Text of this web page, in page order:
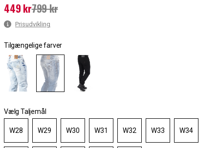
Nuværende pris:
449 kr799 kr
Prisudvikling
Tilgængelige farver
Vælg Taljemål
W28 W29 W30 W31 W32 W33 W34